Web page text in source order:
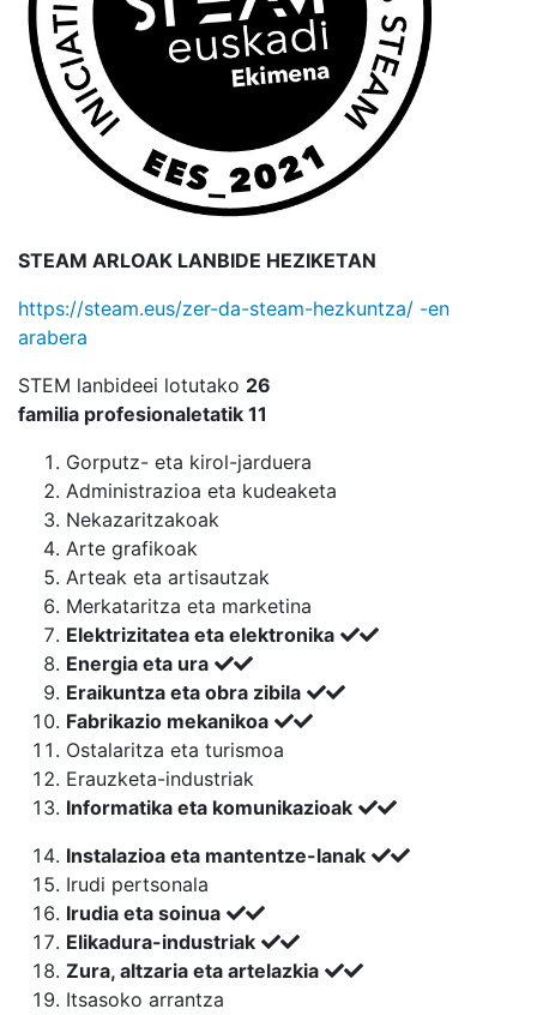
STEAM ARLOAK LANBIDE HEZIKETAN
https://steam.eus/zer-da-steam-hezkuntza/ -en
arabera
STEM lanbideei lotutako 26
familia profesionaletatik 11
Gorputz- eta kirol-jarduera
Administrazioa eta kudeaketa
Nekazaritzakoak
Arte grafikoak
Arteak eta artisautzak
Merkataritza eta marketina
Elektrizitatea eta elektronika
Energia eta ura
Eraikuntza eta obra zibila
Fabrikazio mekanikoa
Ostalaritza eta turismoa
Erauzketa-industriak
Informatika eta komunikazioak
Instalazioa eta mantentze-lanak
Irudi pertsonala
Irudia eta soinua
Elikadura-industriak
Zura, altzaria eta artelazkia
Itsasoko arrantza